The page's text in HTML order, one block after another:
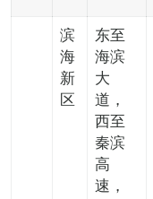
滨
海
新
区
东至
海滨
大
道，
西至
秦滨
高
速，